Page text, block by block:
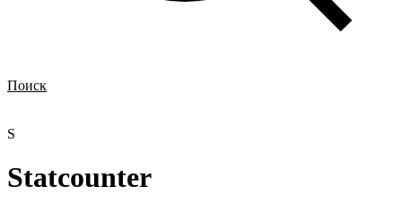
Поиск
S
Statcounter